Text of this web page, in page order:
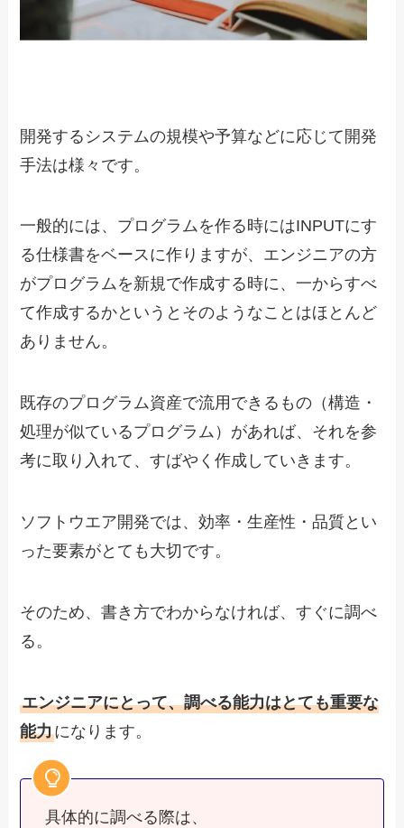
開発するシステムの規模や予算などに応じて開発
手法は様々です。
一般的には、プログラムを作る時にはINPUTにす
る仕様書をベースに作りますが、エンジニアの方
がプログラムを新規で作成する時に、一からすべ
て作成するかというとそのようなことはほとんど
ありません。
既存のプログラム資産で流用できるもの（構造・
処理が似ているプログラム）があれば、それを参
考に取り入れて、すばやく作成していきます。
ソフトウエア開発では、効率・生産性・品質とい
った要素がとても大切です。
そのため、書き方でわからなければ、すぐに調べ
る。
エンジニアにとって、調べる能力はとても重要な
能力になります。
具体的に調べる際は、